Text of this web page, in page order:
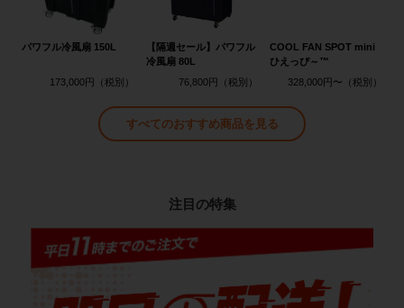
パワフル冷風扇 150L
173,000円
【隔週セール】パワフル
冷風扇 80L
76,800円
COOL FAN SPOT mini
ひえっぴ～™
328,000円〜
すべてのおすすめ商品を見る
注目の特集